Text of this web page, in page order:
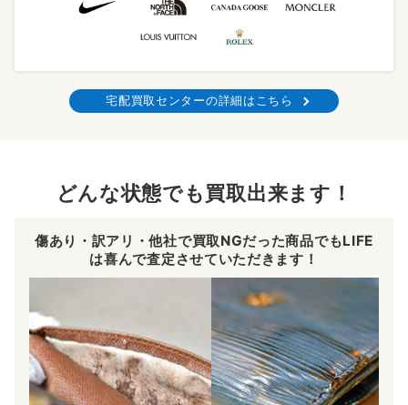
宅配買取センターの詳細はこちら
どんな状態でも買取出来ます！
傷あり・訳アリ・他社で買取NGだった商品でもLIFE
は喜んで査定させていただきます！